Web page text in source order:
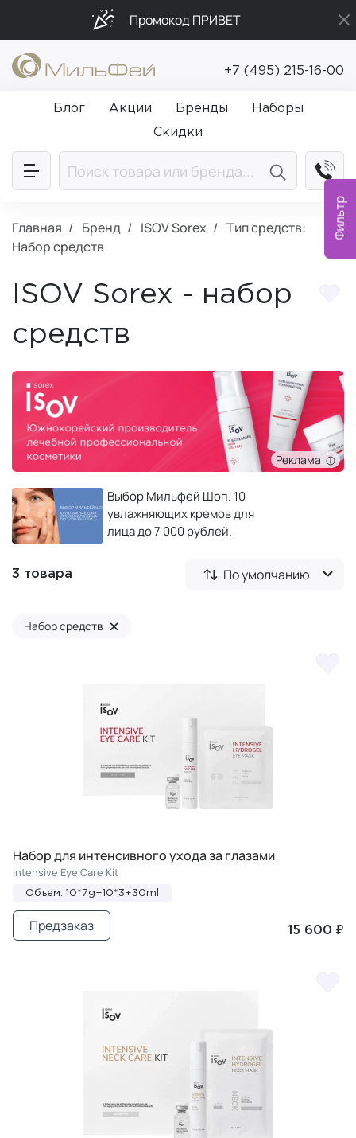
Фильтр
Промокод ПРИВЕТ
Бесплатная доставка от 5 000₽
Подарки в каждый заказ от 5 000₽
+7 (495) 215-16-00
Блог Акции Бренды
Наборы
Скидки
Главная Бренд ISOV Sorex
Тип средств:
Набор средств
ISOV Sorex - набор
средств
Реклама
Выбор Мильфей Шоп. 10
увлажняющих кремов для
лица до 7 000 рублей.
3 товара По умолчанию
Набор средств ×
Набор для интенсивного ухода за глазами
Intensive Eye Care Kit
Объем: 10*7g+10*3+30ml
15 600 ₽
Предзаказ